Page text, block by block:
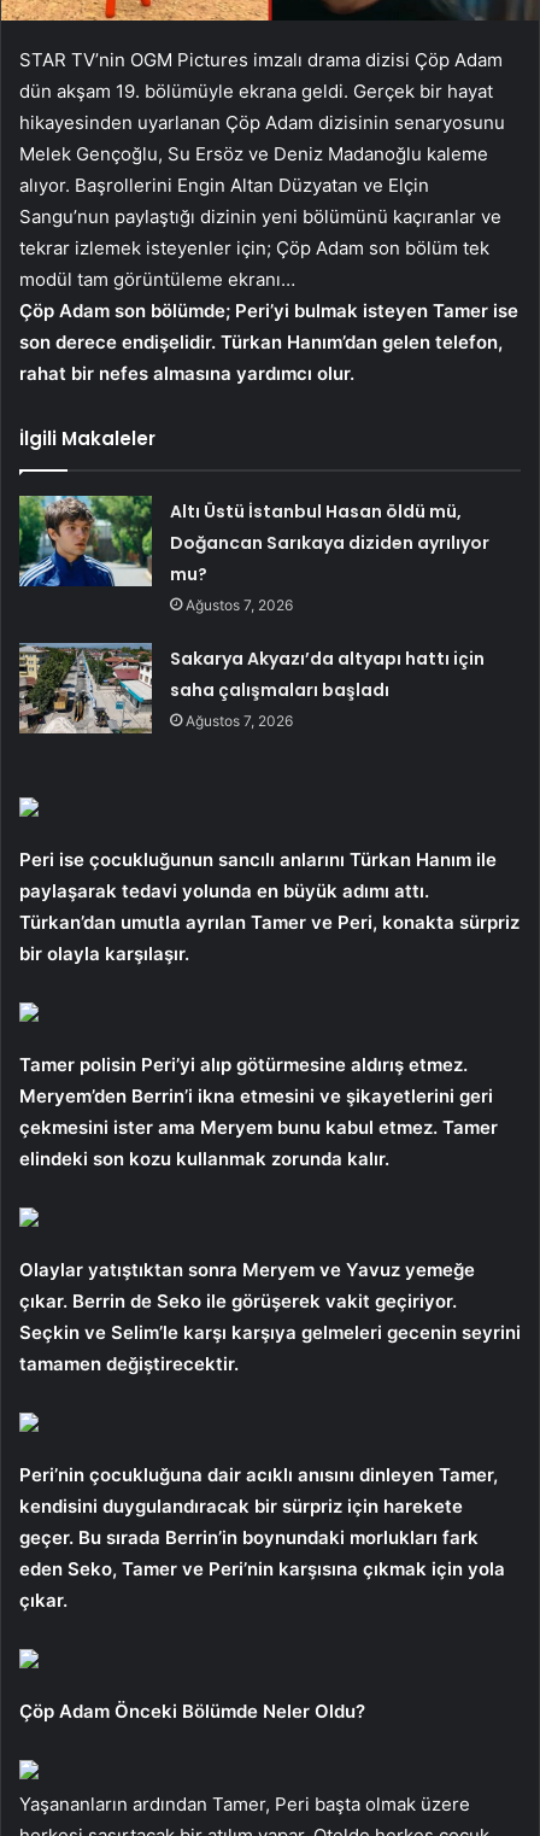
STAR TV’nin OGM Pictures imzalı drama dizisi Çöp Adam
dün akşam 19. bölümüyle ekrana geldi. Gerçek bir hayat
hikayesinden uyarlanan Çöp Adam dizisinin senaryosunu
Melek Gençoğlu, Su Ersöz ve Deniz Madanoğlu kaleme
alıyor. Başrollerini Engin Altan Düzyatan ve Elçin
Sangu’nun paylaştığı dizinin yeni bölümünü kaçıranlar ve
tekrar izlemek isteyenler için; Çöp Adam son bölüm tek
modül tam görüntüleme ekranı…
Çöp Adam son bölümde; Peri’yi bulmak isteyen Tamer ise
son derece endişelidir. Türkan Hanım’dan gelen telefon,
rahat bir nefes almasına yardımcı olur.
İlgili Makaleler
Altı Üstü İstanbul Hasan öldü mü,
Doğancan Sarıkaya diziden ayrılıyor
mu?
Ağustos 7, 2026
Sakarya Akyazı’da altyapı hattı için
saha çalışmaları başladı
Ağustos 7, 2026
Peri ise çocukluğunun sancılı anlarını Türkan Hanım ile
paylaşarak tedavi yolunda en büyük adımı attı.
Türkan’dan umutla ayrılan Tamer ve Peri, konakta sürpriz
bir olayla karşılaşır.
Tamer polisin Peri’yi alıp götürmesine aldırış etmez.
Meryem’den Berrin’i ikna etmesini ve şikayetlerini geri
çekmesini ister ama Meryem bunu kabul etmez. Tamer
elindeki son kozu kullanmak zorunda kalır.
Olaylar yatıştıktan sonra Meryem ve Yavuz yemeğe
çıkar. Berrin de Seko ile görüşerek vakit geçiriyor.
Seçkin ve Selim’le karşı karşıya gelmeleri gecenin seyrini
tamamen değiştirecektir.
Peri’nin çocukluğuna dair acıklı anısını dinleyen Tamer,
kendisini duygulandıracak bir sürpriz için harekete
geçer. Bu sırada Berrin’in boynundaki morlukları fark
eden Seko, Tamer ve Peri’nin karşısına çıkmak için yola
çıkar.
Çöp Adam Önceki Bölümde Neler Oldu?
Yaşananların ardından Tamer, Peri başta olmak üzere